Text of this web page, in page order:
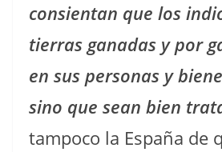
consientan que los
tierras ganadas y por
en sus personas y
sino que sean bien
tampoco la España de